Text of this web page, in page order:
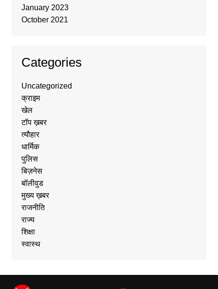
January 2023
October 2021
Categories
Uncategorized
क्राइम
खेल
टॉप ख़बर
त्यौहार
धार्मिक
पुलिस
बिज़नेस
बॉलीवुड
मुख्य ख़बर
राजनीति
राज्य
शिक्षा
स्वास्थ